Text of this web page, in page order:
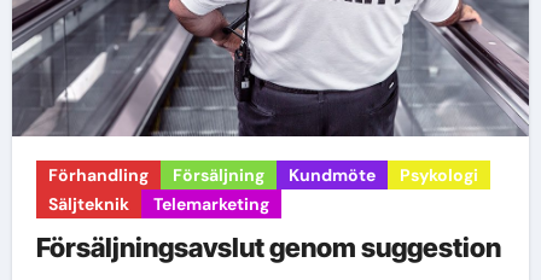
Förhandling Försäljning Kundmöte
Psykologi
Säljteknik
Telemarketing
Försäljningsavslut genom suggestion